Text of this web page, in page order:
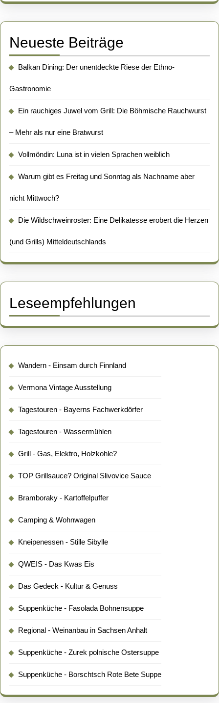
Vernunft
Wunder
wirkt)
Neueste Beiträge
Balkan Dining: Der unentdeckte Riese der Ethno-
Gastronomie
Ein rauchiges Juwel vom Grill: Die Böhmische Rauchwurst
– Mehr als nur eine Bratwurst
Vollmöndin: Luna ist in vielen Sprachen weiblich
Warum gibt es Freitag und Sonntag als Nachname aber
nicht Mittwoch?
Die Wildschweinroster: Eine Delikatesse erobert die Herzen
(und Grills) Mitteldeutschlands
Leseempfehlungen
Wandern - Einsam durch Finnland
Vermona Vintage Ausstellung
Tagestouren - Bayerns Fachwerkdörfer
Tagestouren - Wassermühlen
Grill - Gas, Elektro, Holzkohle?
TOP Grillsauce? Original Slivovice Sauce
Bramboraky - Kartoffelpuffer
Camping & Wohnwagen
Kneipenessen - Stille Sibylle
QWEIS - Das Kwas Eis
Das Gedeck - Kultur & Genuss
Suppenküche - Fasolada Bohnensuppe
Regional - Weinanbau in Sachsen Anhalt
Suppenküche - Zurek polnische Ostersuppe
Suppenküche - Borschtsch Rote Bete Suppe